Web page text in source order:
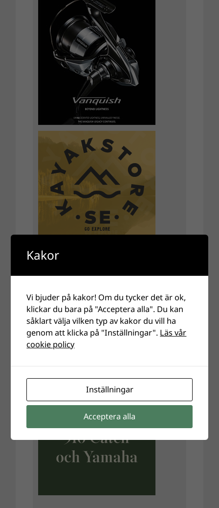
Kakor
Vi bjuder på kakor! Om du tycker det är ok,
klickar du bara på "Acceptera alla". Du kan
såklart välja vilken typ av kakor du vill ha
genom att klicka på "Inställningar". Läs vår
cookie policy
Inställningar
Acceptera alla